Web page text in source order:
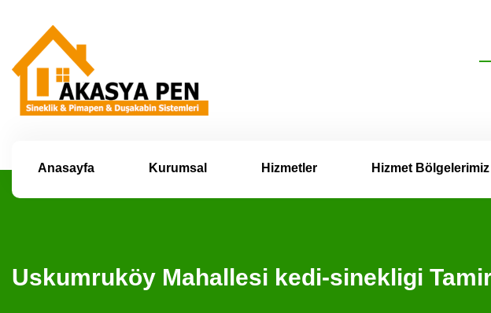
Anasayfa Kurumsal Hizmetler Hizmet Bölgelerimiz
Uskumruköy Mahallesi kedi-sinekligi